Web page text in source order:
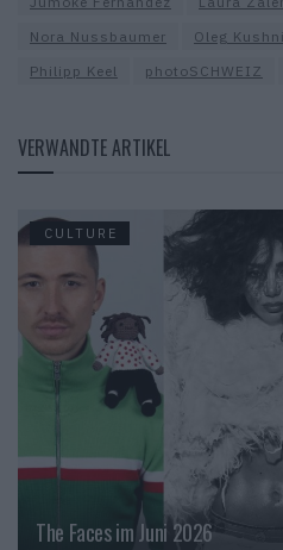
Nora Nussbaumer
Oleg
Philipp Keel
photoSCHWEIZ
VERWANDTE ARTIKEL
CULTURE
The Faces im Juni 2026